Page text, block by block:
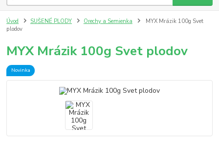
Úvod SUŠENÉ PLODY Orechy a Semienka
MYX Mrázik 100g Svet
plodov
MYX Mrázik 100g Svet plodov
Novinka